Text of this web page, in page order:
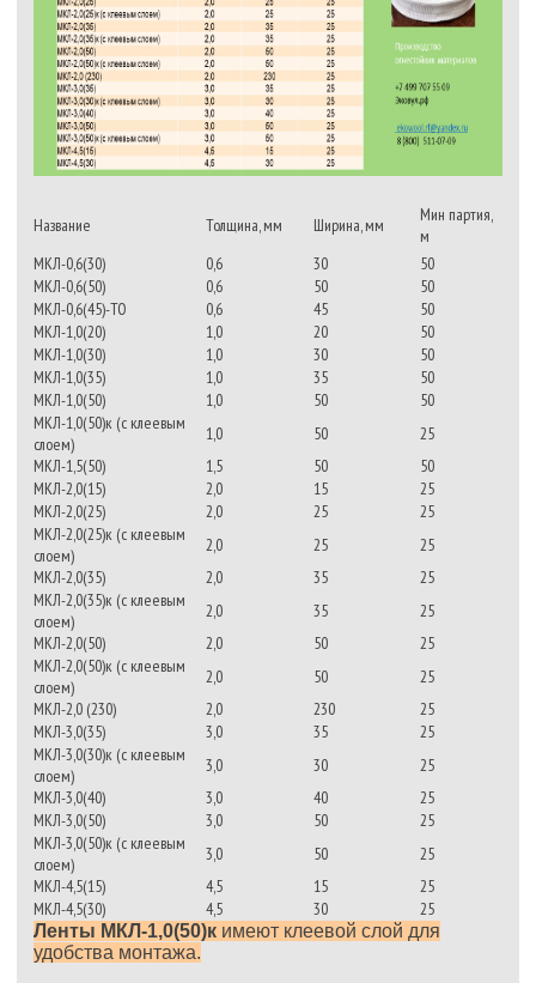
Название Толщина, мм Ширина, мм
Мин партия,
м
МКЛ-0,6(30)
0,6 30
50
МКЛ-0,6(50)
0,6 50
50
МКЛ-0,6(45)-ТО
0,6 45
50
МКЛ-1,0(20)
1,0 20
50
МКЛ-1,0(30)
1,0 30
50
МКЛ-1,0(35)
1,0 35
50
МКЛ-1,0(50)
1,0 50
50
МКЛ-1,0(50)к (с клеевым
слоем)
1,0 50
25
МКЛ-1,5(50)
1,5 50
50
МКЛ-2,0(15)
2,0 15
25
МКЛ-2,0(25)
2,0 25
25
МКЛ-2,0(25)к (с клеевым
слоем)
2,0 25
25
МКЛ-2,0(35)
2,0 35
25
МКЛ-2,0(35)к (с клеевым
слоем)
2,0 35
25
МКЛ-2,0(50)
2,0 50
25
МКЛ-2,0(50)к (с клеевым
слоем)
2,0 50
25
МКЛ-2,0 (230)
2,0 230
25
МКЛ-3,0(35)
3,0 35
25
МКЛ-3,0(30)к (с клеевым
слоем)
3,0 30
25
МКЛ-3,0(40)
3,0 40
25
МКЛ-3,0(50)
3,0 50
25
МКЛ-3,0(50)к (с клеевым
слоем)
3,0 50
25
МКЛ-4,5(15)
4,5 15
25
МКЛ-4,5(30)
4,5 30 25
Ленты МКЛ-1,0(50)к имеют клеевой слой для
удобства монтажа.